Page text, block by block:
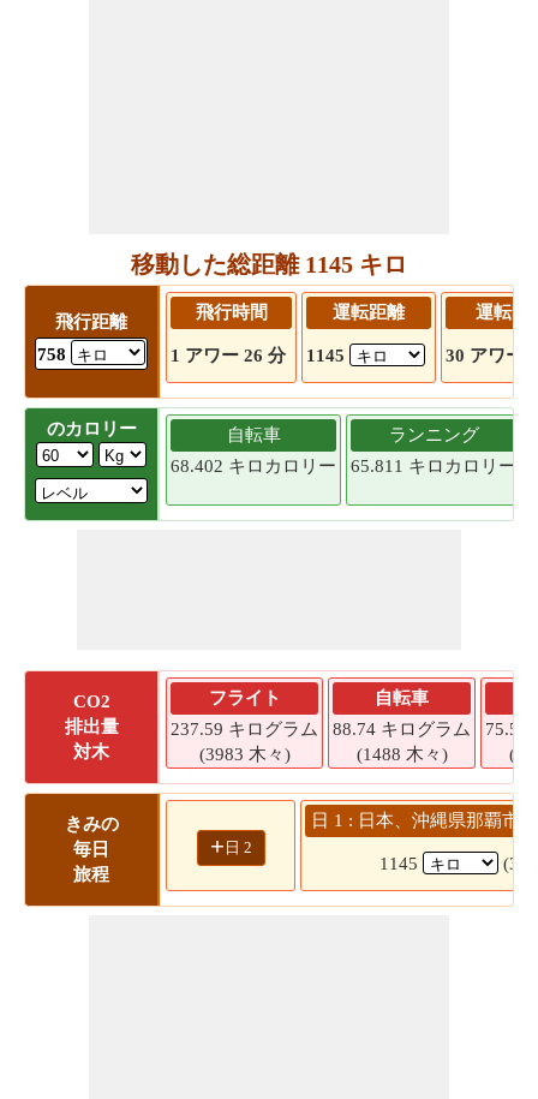
移動した総距離 1145 キロ
飛行距離
758
飛行時間
1 アワー 26 分
運転距離
1145
運転時
30 アワー
のカロリー
自転車
68.402 キロカロリー
ランニング
65.811 キロカロリー
CO2
排出量
対木
フライト
237.59 キログラム
(3983 木々)
自転車
88.74 キログラム
(1488 木々)
75.57
きみの
毎日
旅程
+ 日 2
日 1 : 日本、沖縄県那覇市
1145 (30